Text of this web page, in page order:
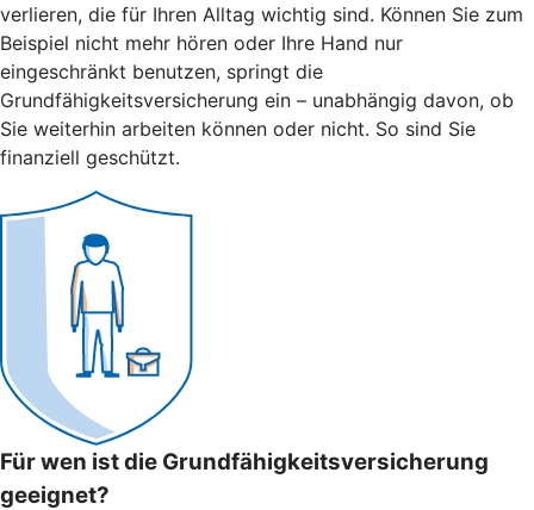
verlieren, die für Ihren Alltag wichtig sind. Können Sie zum
Beispiel nicht mehr hören oder Ihre Hand nur
eingeschränkt benutzen, springt die
Grundfähigkeitsversicherung ein – unabhängig davon, ob
Sie weiterhin arbeiten können oder nicht. So sind Sie
finanziell geschützt.
Für wen ist die Grundfähigkeitsversicherung
geeignet?